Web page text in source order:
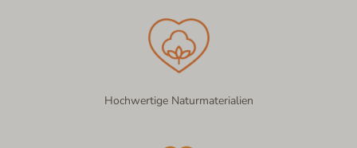
Hochwertige Naturmaterialien